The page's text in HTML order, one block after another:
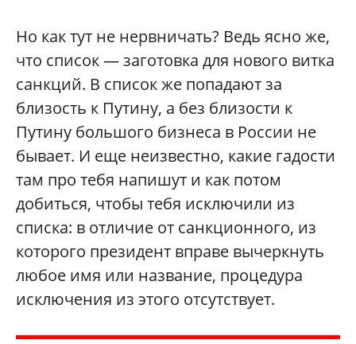
Но как тут не нервничать? Ведь ясно же,
что список — заготовка для нового витка
санкций. В список же попадают за
близость к Путину, а без близости к
Путину большого бизнеса в России не
бывает. И еще неизвестно, какие гадости
там про тебя напишут и как потом
добиться, чтобы тебя исключили из
списка: в отличие от санкционного, из
которого президент вправе вычеркнуть
любое имя или название, процедура
исключения из этого отсутствует.